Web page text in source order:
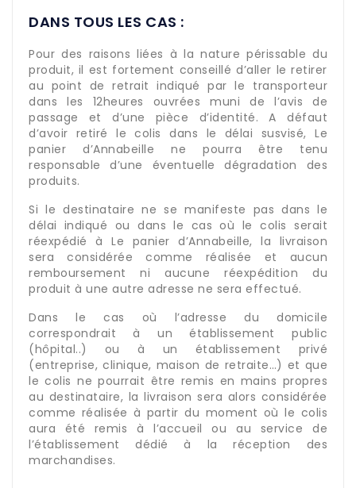
DANS TOUS LES CAS :
Pour des raisons liées à la nature périssable du
produit, il est fortement conseillé d’aller le retirer
au point de retrait indiqué par le transporteur
dans les 12heures ouvrées muni de l’avis de
passage et d’une pièce d’identité. A défaut
d’avoir retiré le colis dans le délai susvisé, Le
panier d’Annabeille ne pourra être tenu
responsable d’une éventuelle dégradation des
produits.
Si le destinataire ne se manifeste pas dans le
délai indiqué ou dans le cas où le colis serait
réexpédié à Le panier d’Annabeille, la livraison
sera considérée comme réalisée et aucun
remboursement ni aucune réexpédition du
produit à une autre adresse ne sera effectué.
Dans le cas où l’adresse du domicile
correspondrait à un établissement public
(hôpital..) ou à un établissement privé
(entreprise, clinique, maison de retraite…) et que
le colis ne pourrait être remis en mains propres
au destinataire, la livraison sera alors considérée
comme réalisée à partir du moment où le colis
aura été remis à l’accueil ou au service de
l’établissement dédié à la réception des
marchandises.